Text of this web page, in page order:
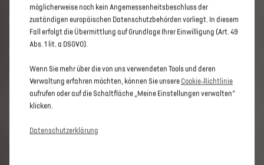
möglicherweise noch kein Angemessenheitsbeschluss der
zuständigen europäischen Datenschutzbehörden vorliegt. In diesem
Fall erfolgt die Übermittlung auf Grundlage Ihrer Einwilligung (Art. 49
Abs. 1 lit. a DSGVO).
Wenn Sie mehr über die von uns verwendeten Tools und deren
Verwaltung erfahren möchten, können Sie unsere Cookie‑Richtlinie
aufrufen oder auf die Schaltfläche „Meine Einstellungen verwalten“
klicken.
Datenschutzerklärung